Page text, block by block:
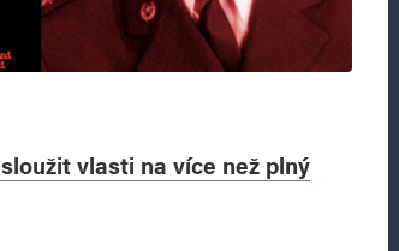
vlasti na více než plný